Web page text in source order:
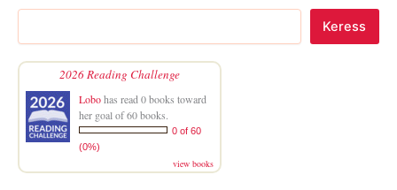
Keress
2026 Reading Challenge
Lobohas read 0 books toward
her goal of 60 books.
0 of 60
(0%)
view books